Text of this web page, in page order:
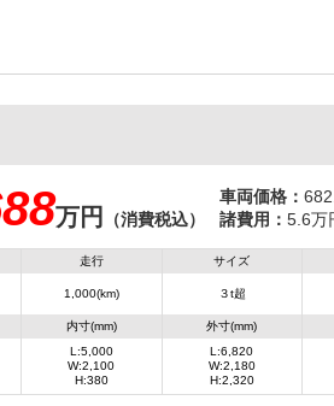
万円 （消費税込）
車両価格：
諸費用： 5.6万
走行
1,000(km)
サイズ
３t超
内寸(mm)
L:5,000
W:2,100
H:380
外寸(mm)
L:6,820
W:2,180
H:2,320